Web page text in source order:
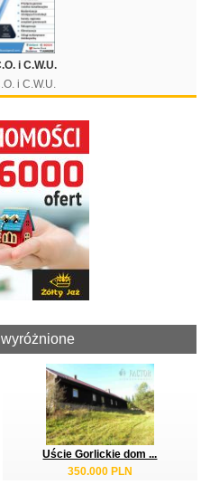
i C.W.U.
i C.W.U.
Uście Gorlickie dom ...
350.000 PLN